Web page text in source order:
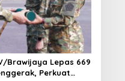
Brawijaya Lepas 669
Perkuat